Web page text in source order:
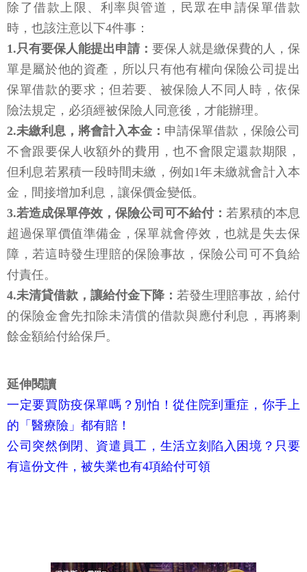
除了借款上限、利率與管道，民眾在申請保單借款
時，也該注意以下4件事：
1.只有要保人能提出申請： 要保人就是繳保費的人，保
單是屬於他的資產，所以只有他有權向保險公司提出
保單借款的要求；但若要、被保險人不同人時，依保
險法規定，必須經被保險人同意後，才能辦理。
2.未繳利息，將會計入本金： 申請保單借款，保險公司
不會跟要保人收額外的費用，也不會限定還款期限，
但利息若累積一段時間未繳，例如1年未繳就會計入本
金，間接增加利息，讓保價金變低。
3.若造成保單停效，保險公司可不給付： 若累積的本息
超過保單價值準備金，保單就會停效，也就是失去保
障，若這時發生理賠的保險事故，保險公司可不負給
付責任。
4.未清貸借款，讓給付金下降： 若發生理賠事故，給付
的保險金會先扣除未清償的借款與應付利息，再將剩
餘金額給付給保戶。
延伸閱讀
一定要買防疫保單嗎？別怕！從住院到重症，你手上
的「醫療險」都有賠！
公司突然倒閉、資遣員工，生活立刻陷入困境？只要
有這份文件，被失業也有4項給付可領